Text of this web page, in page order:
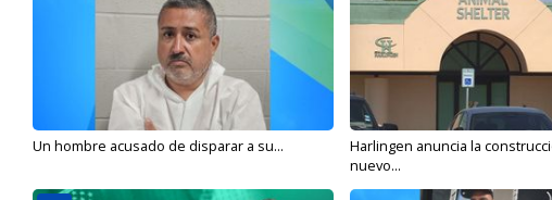
Un hombre acusado de disparar a su...
Harlingen anuncia la
nuevo...